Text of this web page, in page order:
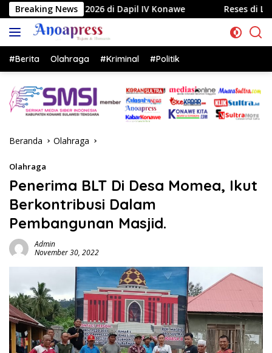
Langsung
ke
konten
Breaking News
Dapil IV Konawe Reses di Labela, Anggota DPRD
#Berita Olahraga #Kriminal #Politik
Beranda Olahraga
Olahraga
Penerima BLT Di Desa Momea, Ikut
Berkontribusi Dalam
Pembangunan Masjid.
Admin
November 30, 2022